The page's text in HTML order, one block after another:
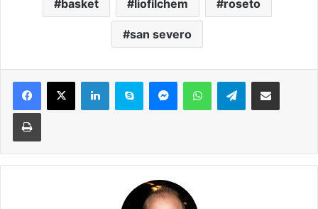
basket liofilchem roseto
san severo
Telegram